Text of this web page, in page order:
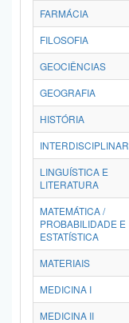
FARMÁCIA
FILOSOFIA
GEOCIÊNCIAS
GEOGRAFIA
HISTÓRIA
INTERDISCIPLINAR
LINGUÍSTICA E
LITERATURA
MATEMÁTICA /
PROBABILIDADE E
ESTATÍSTICA
MATERIAIS
MEDICINA I
MEDICINA II